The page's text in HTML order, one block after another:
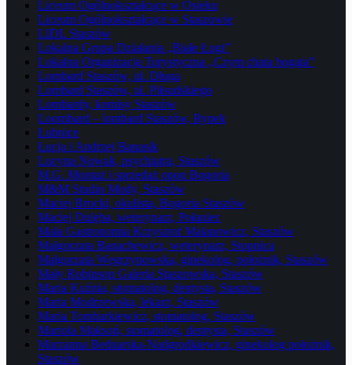
Liceum Ogólnokształcące w Osieku
Liceum Ogólnokształcące w Staszowie
LIDL Staszów
Lokalna Grupa Działania „Białe Ługi”
Lokalna Organizacja Turystyczna „Czym chata bogata”
Lombard Staszów, ul. Długa
Lombard Staszów, ul. Piłsudskiego
Lombardy, komisy Staszów
Loombard – lombard Staszów, Rynek
Łubnice
Łucja i Andrzej Banasik
Lucyna Nowak, psychiatra, Staszów
M.G. Montaż i sprzedaż opon Bogoria
M&M Studio Mody, Staszów
Maciej Brocki, okulista, Bogoria Staszów
Maciej Dulęba, weterynarz, Połaniec
Mała Gastronomia Krzysztof Malanowicz, Staszów
Małgorzata Banachewicz, weterynarz, Stopnica
Małgorzata Węgrzynowska, ginekolog, położnik, Staszów
Mały Robinson Galeria Staszowska, Staszów
Maria Kuźnia, stomatolog, dentysta, Staszów
Maria Modrzewska, lekarz, Staszów
Maria Tombarkiewicz, stomatolog, Staszów
Mariola Maksoń, stomatolog, dentysta, Staszów
Marzanna Bednarska-Nadgrodkiewicz, ginekolog położnik,
Staszów